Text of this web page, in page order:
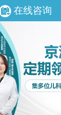
在线咨询